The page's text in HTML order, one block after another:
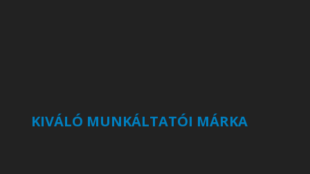
KIVÁLÓ MUNKÁLTATÓI MÁRKA